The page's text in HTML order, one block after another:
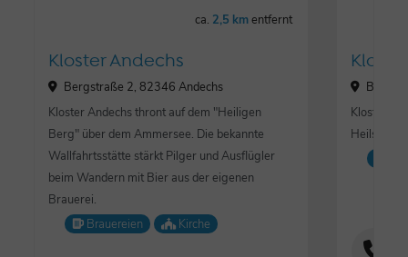
ca. 2,5 kmentfernt
Kloster Andechs
Bergstraße 2, 82346 Andechs
Kloster Andechs thront auf dem "Heiligen
Berg" über dem Ammersee. Die bekannte
Wallfahrtsstätte stärkt Pilger und Ausflügler
beim Wandern mit Bier aus der eigenen
Brauerei.
Brauereien
Kirche